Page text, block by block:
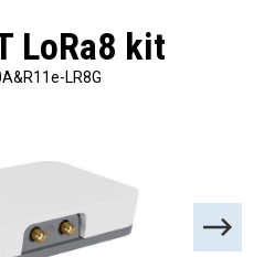
LoRa8 kit
LR8G